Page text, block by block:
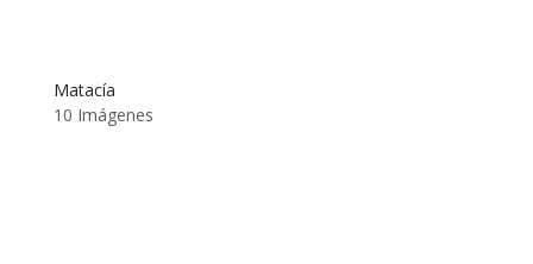
Matacía
10 Imágenes